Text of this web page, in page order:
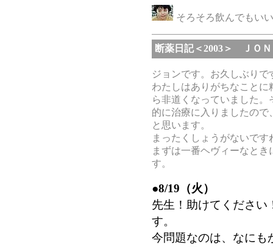
そろそろ飲んでもい
断薬日記＜2003＞ ＪＯＮ
ジョンです。お久しぶりで
わたしはありがちなこと
ら非道くなっていました
的に治療に入りましたの
と思います。
まったくしょうがないで
まずは一番ヘヴィーなと
す。
●8/19 （火）
先生！助けてください
す。
今問題なのは、なにも